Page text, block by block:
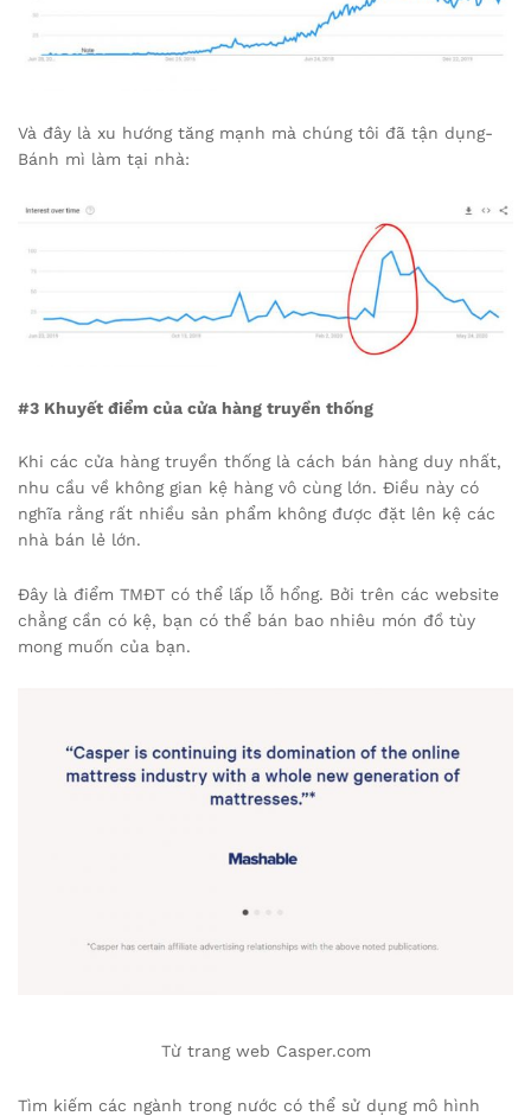
Và đây là xu hướng tăng mạnh mà chúng tôi đã tận dụng-
Bánh mì làm tại nhà:
#3 Khuyết điểm của cửa hàng truyền thống
Khi các cửa hàng truyền thống là cách bán hàng duy nhất,
nhu cầu về không gian kệ hàng vô cùng lớn. Điều này có
nghĩa rằng rất nhiều sản phẩm không được đặt lên kệ các
nhà bán lẻ lớn.
Đây là điểm TMĐT có thể lấp lỗ hổng. Bởi trên các website
chẳng cần có kệ, bạn có thể bán bao nhiêu món đồ tùy
mong muốn của bạn.
Từ trang web Casper.com
Tìm kiếm các ngành trong nước có thể sử dụng mô hình